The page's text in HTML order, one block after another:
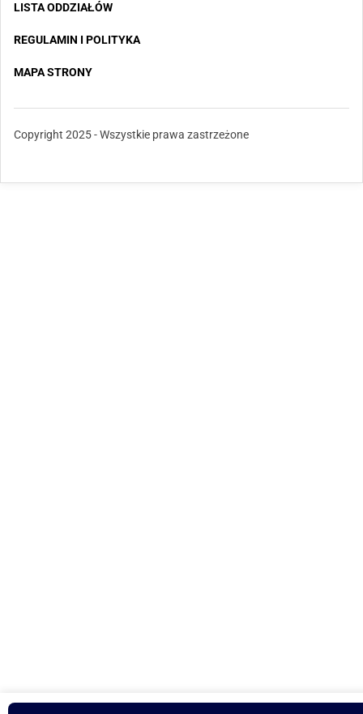
LISTA ODDZIAŁÓW
REGULAMIN I POLITYKA
MAPA STRONY
Copyright 2025 - Wszystkie prawa zastrzeżone